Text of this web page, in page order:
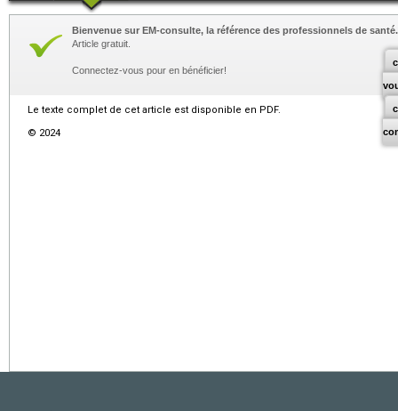
Bienvenue sur EM-consulte, la référence des professionnels de santé.
Article gratuit.
Connectez-vous pour en bénéficier!
Le texte complet de cet article est disponible en PDF.
© 2024